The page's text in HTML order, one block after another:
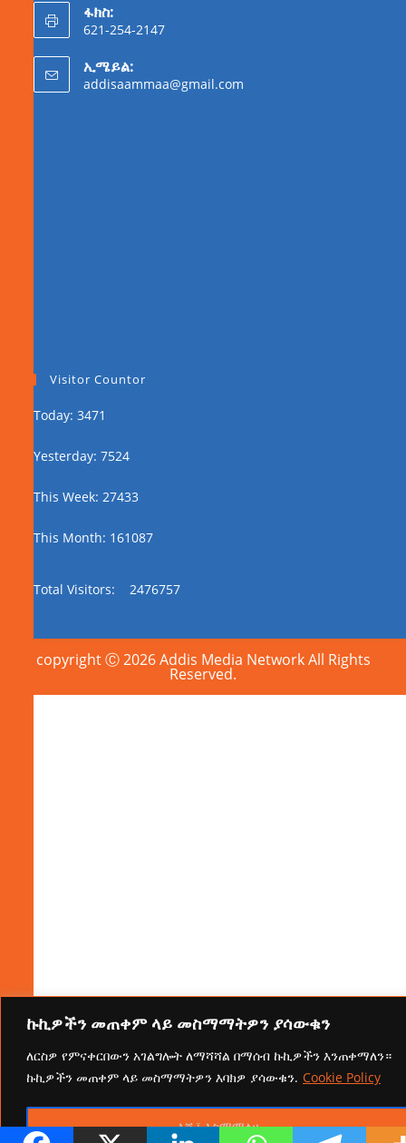
ኩኪዎችን መጠቀም ላይ መስማማትዎን ያሳውቁን
ለርስዎ የምናቀርበውን አገልግሎት ለማሻሻል በማሰብ ኩኪዎችን እንጠቀማለን።
ኩኪዎችን መጠቀም ላይ መስማማትዎን እባክዎ ያሳውቁን. Cookie Policy
እሺ፤ እስማማለሁ
ፋክስ:
621-254-2147
ኢሜይል:
addisaammaa@gmail.com
Visitor Countor
Today: 3471
Yesterday: 7524
This Week: 27433
This Month: 161087
Total Visitors: 2476757
copyright Ⓒ 2026 Addis Media Network All Rights
Reserved.